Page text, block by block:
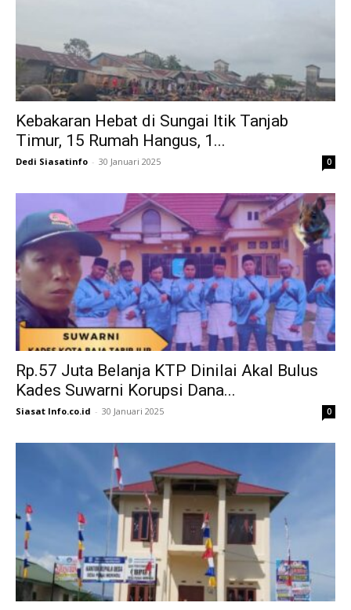
Kebakaran Hebat di Sungai Itik Tanjab
Timur, 15 Rumah Hangus, 1...
Dedi Siasatinfo - 30 Januari 2025 0
Rp.57 Juta Belanja KTP Dinilai Akal Bulus
Kades Suwarni Korupsi Dana...
Siasat Info.co.id - 30 Januari 2025 0